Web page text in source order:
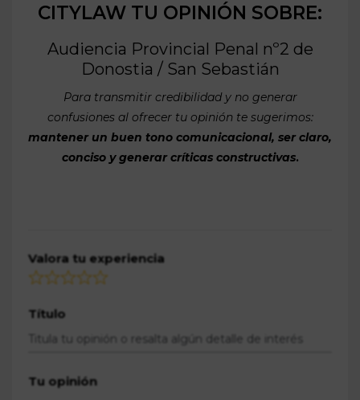
CITYLAW TU OPINIÓN SOBRE:
Audiencia Provincial Penal nº2 de
Donostia / San Sebastián
Para transmitir credibilidad y no generar
confusiones al ofrecer tu opinión te sugerimos:
mantener un buen tono comunicacional, ser claro,
conciso y generar críticas constructivas.
Valora tu experiencia
Título
Tu opinión